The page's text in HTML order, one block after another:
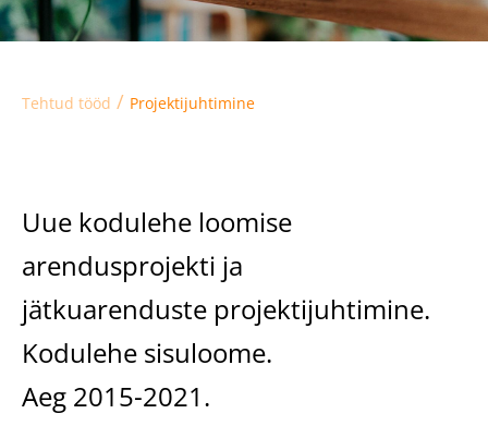
Tehtud tööd / Projektijuhtimine
Uue kodulehe loomise
arendusprojekti ja
jätkuarenduste projektijuhtimine.
Kodulehe sisuloome.
Aeg 2015-2021.